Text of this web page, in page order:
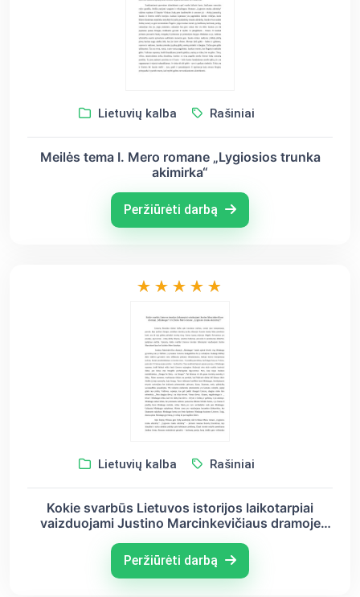
Lietuvių kalba Rašiniai
Meilės tema I. Mero romane „Lygiosios trunka
akimirka“
Peržiūrėti darbą
Lietuvių kalba Rašiniai
Kokie svarbūs Lietuvos istorijos laikotarpiai
vaizduojami Justino Marcinkevičiaus dramoje
trunka akimirką“?
Peržiūrėti darbą